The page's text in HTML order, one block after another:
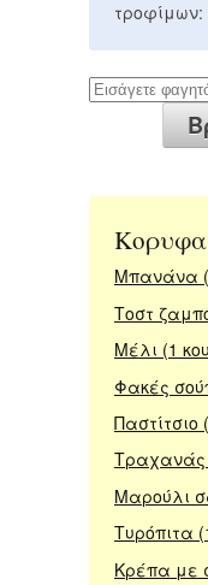
τροφίμων:
Μπανάνα
Τοστ
Μέλι (1
Φακές
Παστίτσιο
Τραχανάς
Μαρούλι
Τυρόπιτα
Κρέπα με